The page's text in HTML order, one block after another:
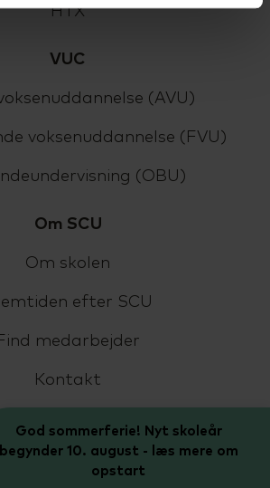
HTX
VUC
(AVU)
voksenuddannelse (FVU)
(OBU)
Om SCU
Om skolen
efter SCU
medarbejder
Kontakt
Bestyrelse og LUU
God sommerferie! Nyt skoleår
begynder 10. august - læs mere om
opstart